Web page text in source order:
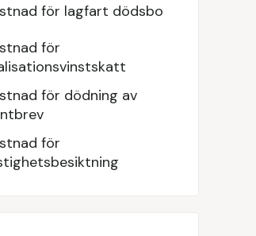
för lagfart dödsbo
för
för dödning av
för